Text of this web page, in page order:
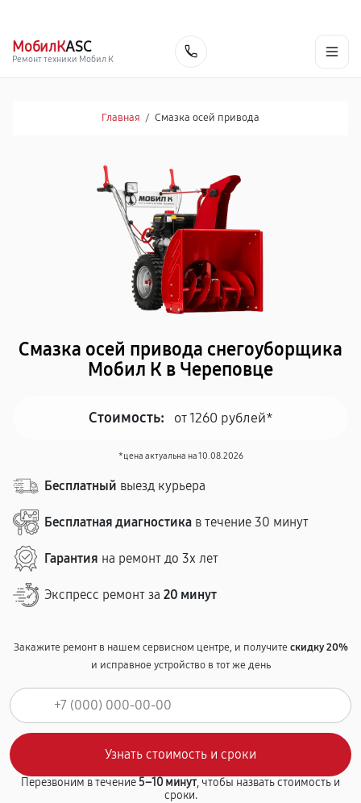
МобилКASC
Ремонт техники Мобил К
Главная / Смазка осей привода
Смазка осей привода снегоуборщика
Мобил К в Череповце
Стоимость: от 1260 рублей*
*цена актуальна на 10.08.2026
Бесплатный выезд курьера
Бесплатная диагностика в течение 30 минут
Гарантия на ремонт до 3х лет
Экспресс ремонт за 20 минут
Закажите ремонт в нашем сервисном центре, и получитескидку 20%
и исправное устройство в тот же день
Перезвоним в течение5–10 минут, чтобы назвать стоимость и
сроки.